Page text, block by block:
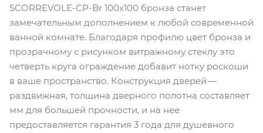
SCORREVOLE-CP-Br 100х100 бронза станет
замечательным дополнением к любой современной
ванной комнате. Благодаря профилю цвет бронза и
прозрачному с рисунком витражному стеклу это
четверть круга ограждение добавит нотку роскоши
в ваше пространство. Конструкция дверей —
раздвижная, толщина дверного полотна составляет
мм для большей прочности, и на нее
предоставляется гарантия 3 года для душевного